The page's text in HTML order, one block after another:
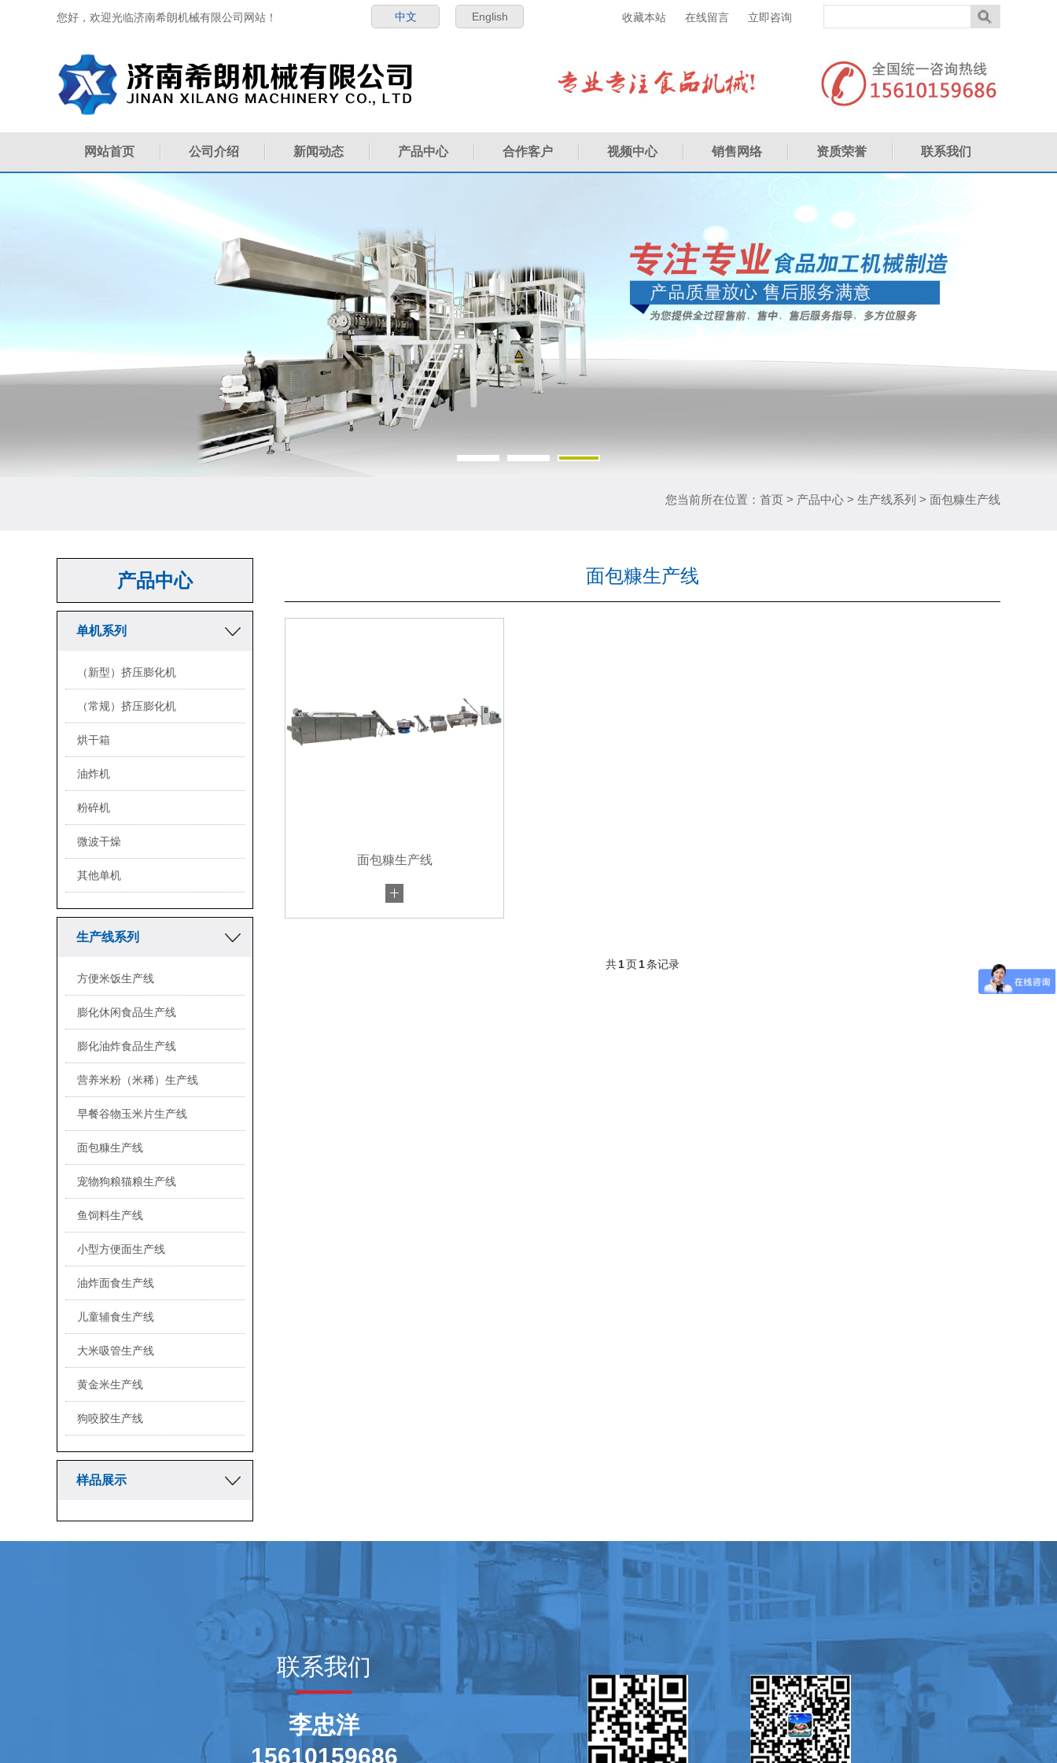
您好，欢迎光临济南希朗机械有限公司网站！ 中文 English 收藏本站 在线留言 立即咨询
网站首页 公司介绍 新闻动态 产品中心 合作客户 视频中心 销售网络 资质荣誉 联系我们
您当前所在位置： 首页 > 产品中心 > 生产线系列 > 面包糠生产线
面包糠生产线
面包糠生产线
共1页1条记录
产品中心
单机系列
（新型）挤压膨化机
（常规）挤压膨化机
烘干箱
油炸机
粉碎机
微波干燥
其他单机
生产线系列
方便米饭生产线
膨化休闲食品生产线
膨化油炸食品生产线
营养米粉（米稀）生产线
早餐谷物玉米片生产线
面包糠生产线
宠物狗粮猫粮生产线
鱼饲料生产线
小型方便面生产线
油炸面食生产线
儿童辅食生产线
大米吸管生产线
黄金米生产线
狗咬胶生产线
样品展示
联系我们
李忠洋
15610159686